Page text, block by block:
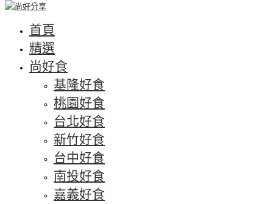
首頁
精選
尚好食
基隆好食
桃園好食
台北好食
新竹好食
台中好食
南投好食
嘉義好食